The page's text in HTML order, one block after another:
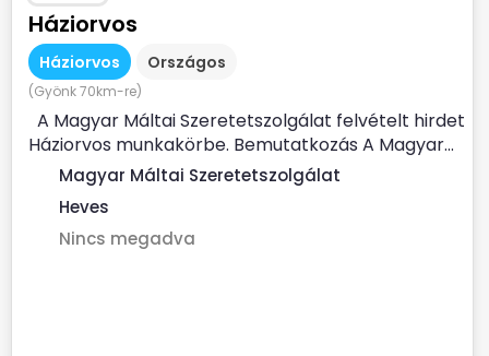
Háziorvos
Háziorvos Országos
(Gyönk 70km-re)
A Magyar Máltai Szeretetszolgálat felvételt hirdet
Háziorvos munkakörbe. Bemutatkozás A Magyar...
Magyar Máltai Szeretetszolgálat
Heves
Nincs megadva